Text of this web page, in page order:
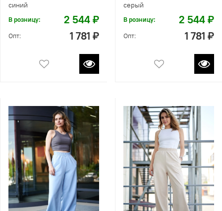
синий
В розницу: 2 544 ₽
Опт: 1 781 ₽
серый
В розницу: 2 544 ₽
Опт: 1 781 ₽